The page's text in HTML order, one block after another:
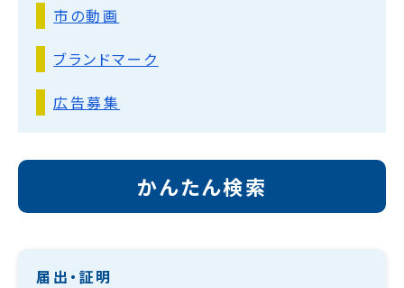
市の動画
ブランドマーク
広告募集
かんたん検索
届出・証明